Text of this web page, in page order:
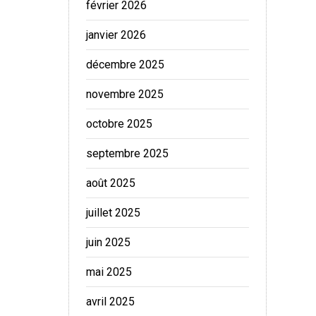
février 2026
janvier 2026
décembre 2025
novembre 2025
octobre 2025
septembre 2025
août 2025
juillet 2025
juin 2025
mai 2025
avril 2025